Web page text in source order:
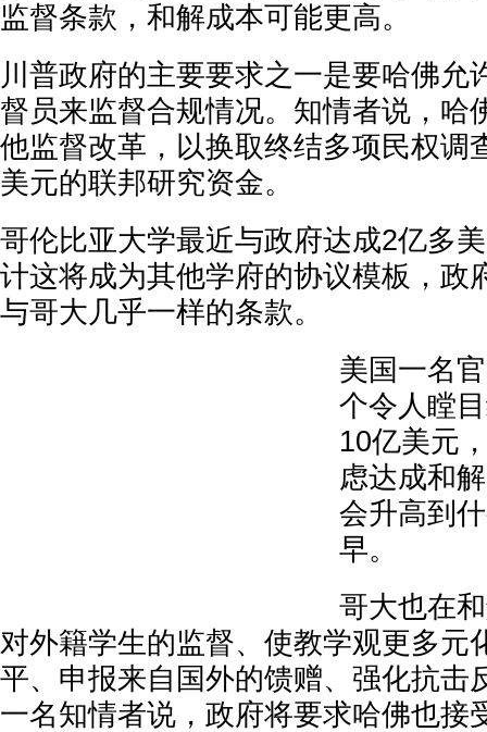
监督条款，和解成本可能更高。
川普政府的主要要求之一是要哈佛允
督员来监督合规情况。知情者说，哈
他监督改革，以换取终结多项民权调
美元的联邦研究资金。
哥伦比亚大学最近与政府达成2亿多
计这将成为其他学府的协议模板，政
与哥大几乎一样的条款。
美国一名
个令人瞠
10亿美元
虑达成和
会升高到
早。
哥大也在
对外籍学生的监督、使教学观更多元
平、申报来自国外的馈赠、强化抗击
一名知情者说，政府将要求哈佛也接